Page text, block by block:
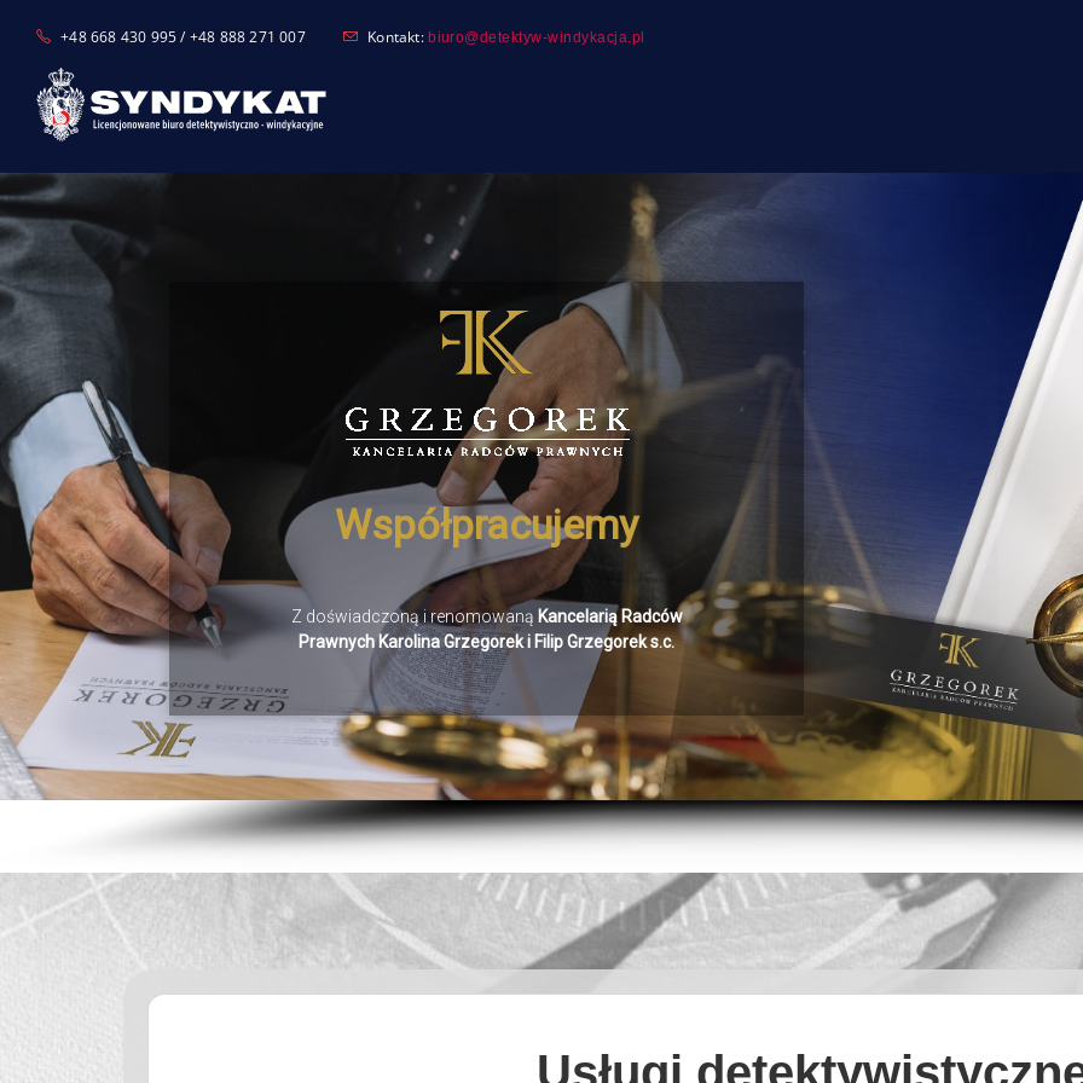
+48 668 430 995 / +48 888 271 007 Kontakt:biuro@detektyw-windykacja.pl
Współpracujemy
Z doświadczoną i renomowaną Kancelarią Radców
Prawnych Karolina Grzegorek i Filip Grzegorek s.c.
Nasza oferta
Zapraszamy do zapoznania się
z naszymi możliwościami i ofertą.
ZAPOZNAJ SIĘ
Usługi